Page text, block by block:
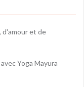
d'amour et de
Yoga Mayura